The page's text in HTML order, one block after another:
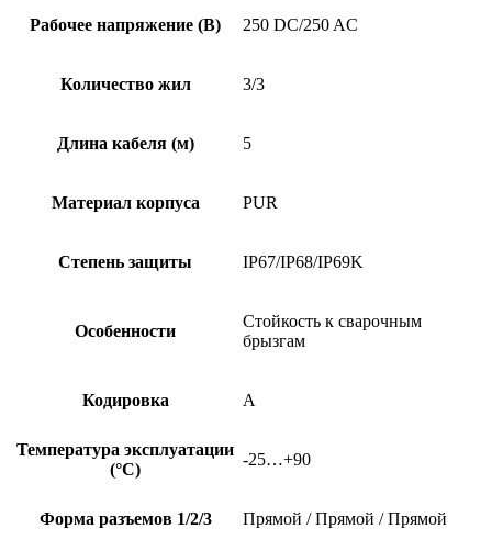
Рабочее напряжение (В) 250 DC/250 AC
Количество жил 3/3
Длина кабеля (м) 5
Материал корпуса PUR
Степень защиты IP67/IP68/IP69K
Особенности
Стойкость к сварочным
брызгам
Кодировка A
Температура эксплуатации
(°C)
-25…+90
Форма разъемов 1/2/3 Прямой / Прямой / Прямой